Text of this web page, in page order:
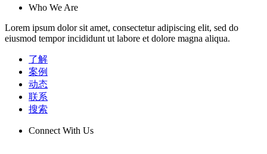
Who We Are
Lorem ipsum dolor sit amet, consectetur adipiscing elit, sed do
eiusmod tempor incididunt ut labore et dolore magna aliqua.
了解
案例
动态
联系
搜索
Connect With Us